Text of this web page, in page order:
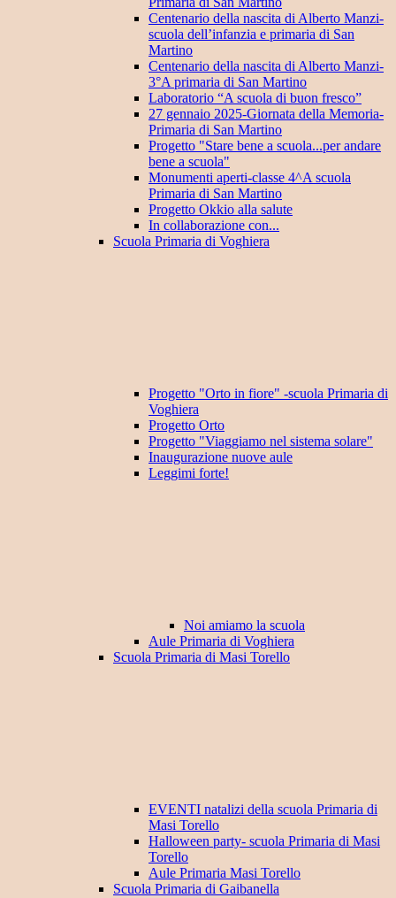
Centenario della nascita di Alberto Manzi-
scuola dell’infanzia e primaria di San
Martino
Centenario della nascita di Alberto Manzi-
3°A primaria di San Martino
Laboratorio “A scuola di buon fresco”
27 gennaio 2025-Giornata della Memoria-
Primaria di San Martino
Progetto "Stare bene a scuola...per andare
bene a scuola"
Monumenti aperti-classe 4^A scuola
Primaria di San Martino
Progetto Okkio alla salute
In collaborazione con...
Scuola Primaria di Voghiera
Progetto "Orto in fiore" -scuola Primaria di
Voghiera
Progetto Orto
Progetto "Viaggiamo nel sistema solare"
Inaugurazione nuove aule
Leggimi forte!
Noi amiamo la scuola
Aule Primaria di Voghiera
Scuola Primaria di Masi Torello
EVENTI natalizi della scuola Primaria di
Masi Torello
Halloween party- scuola Primaria di Masi
Torello
Aule Primaria Masi Torello
Scuola Primaria di Gaibanella